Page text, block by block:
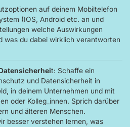
auf deinem Mobiltelefon
(IOS, Android etc. an und
welche Auswirkungen
was du dabei wirklich verantworten
t: Schaffe ein
und Datensicherheit in
in deinem Unternehmen und mit
oder Kolleg_innen. Sprich darüber
und älteren Menschen.
besser verstehen lernen, was